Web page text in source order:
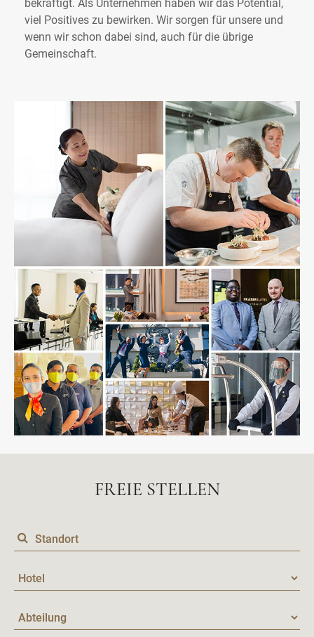
viel Positives zu bewirken. Wir sorgen für unsere und
wenn wir schon dabei sind, auch für die übrige
Gemeinschaft.
FREIE STELLEN